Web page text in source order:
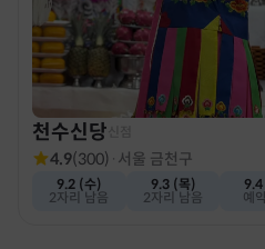
천수신당
4.9(300) · 서울 금천구
9.2 (수)
2자리 남음
9.3 (목)
2자리 남음
예